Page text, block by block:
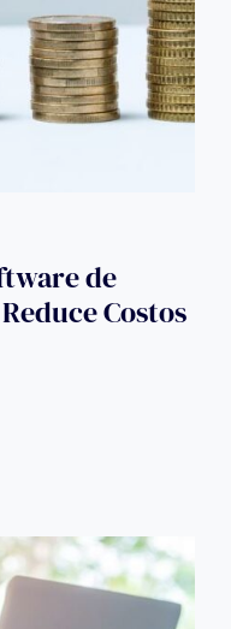
de
Costos